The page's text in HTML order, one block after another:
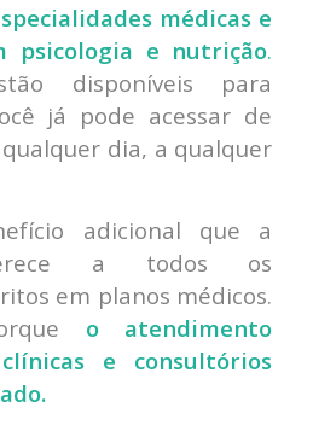
médicas e
psicologia e nutrição.
disponíveis para
já pode acessar de
dia, a qualquer
adicional que a
a todos os
em planos médicos.
o atendimento
e consultórios